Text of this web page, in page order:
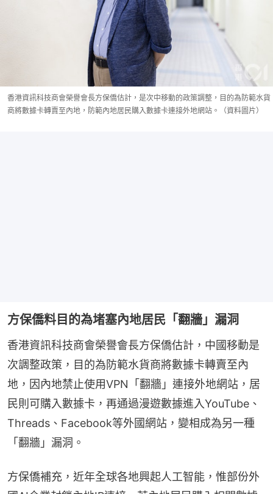
香港資訊科技商會榮譽會長方保僑估計，是次中移動的政策調整，目的為防範水貨
商將數據卡轉賣至內地，防範內地居民購入數據卡連接外地網站。（資料圖片）
方保僑料目的為堵塞內地居民「翻牆」漏洞
香港資訊科技商會榮譽會長方保僑估計，中國移動是
次調整政策，目的為防範水貨商將數據卡轉賣至內
地，因內地禁止使用VPN「翻牆」連接外地網站，居
民則可購入數據卡，再通過漫遊數據進入YouTube、
Threads、Facebook等外國網站，變相成為另一種
「翻牆」漏洞。
方保僑補充，近年全球各地興起人工智能，惟部份外